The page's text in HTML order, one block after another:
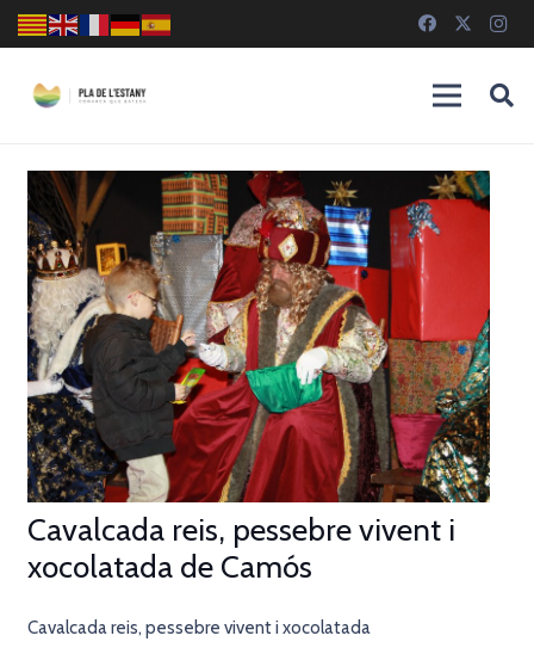
Cavalcada reis, pessebre vivent i
xocolatada de Camós
Cavalcada reis, pessebre vivent i xocolatada